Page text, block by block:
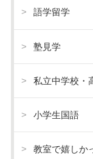
語学留学
塾見学
私立中学校・
小学生国語
教室で嬉しか